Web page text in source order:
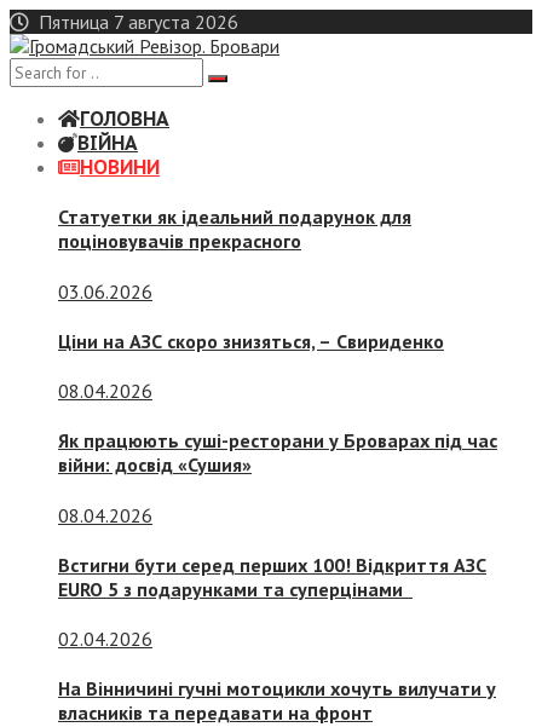
Skip
to
content
Пятница 7 августа 2026
ГОЛОВНА
ВІЙНА
НОВИНИ
Статуетки як ідеальний подарунок для
поціновувачів прекрасного
03.06.2026
Ціни на АЗС скоро знизяться, – Свириденко
08.04.2026
Як працюють суші-ресторани у Броварах під час
війни: досвід «Сушия»
08.04.2026
Встигни бути серед перших 100! Відкриття АЗС
EURO 5 з подарунками та суперцінами
02.04.2026
На Вінничині гучні мотоцикли хочуть вилучати у
власників та передавати на фронт